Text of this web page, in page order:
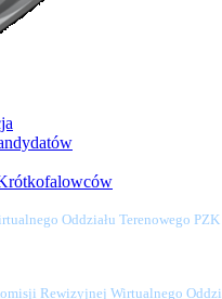
Oddziału Terenowego
Rewizyjnej Wirtualnego